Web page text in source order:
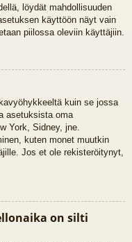
löydät mahdollisuuden
käyttöön näyt vain
piilossa oleviin käyttäjiin.
kuin se jossa
asetuksista oma
York, Sidney, jne.
kuten monet muutkin
Jos et ole rekisteröitynyt,
on silti